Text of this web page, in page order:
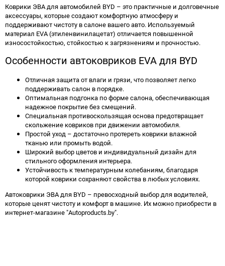
Коврики ЭВА для автомобилей BYD – это практичные и долговечные
аксессуары, которые создают комфортную атмосферу и
поддерживают чистоту в салоне вашего авто. Используемый
материал EVA (этиленвинилацетат) отличается повышенной
износостойкостью, стойкостью к загрязнениям и прочностью.
Особенности автоковриков EVA для BYD
Отличная защита от влаги и грязи, что позволяет легко
поддерживать салон в порядке.
Оптимальная подгонка по форме салона, обеспечивающая
надежное покрытие без смещений.
Специальная противоскользящая основа предотвращает
скольжение ковриков при движении автомобиля.
Простой уход – достаточно протереть коврики влажной
тканью или промыть водой.
Широкий выбор цветов и индивидуальный дизайн для
стильного оформления интерьера.
Устойчивость к температурным колебаниям, благодаря
которой коврики сохраняют свойства в любых условиях.
Автоковрики ЭВА для BYD – превосходный выбор для водителей,
которые ценят чистоту и комфорт в машине. Их можно приобрести в
интернет-магазине "Autoproducts.by".